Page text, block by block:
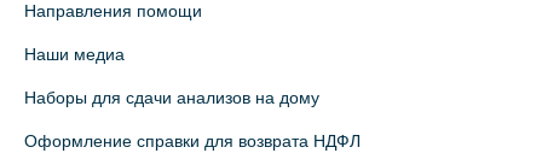
Направления помощи
Наши медиа
Наборы для сдачи анализов на дому
Оформление справки для возврата НДФЛ